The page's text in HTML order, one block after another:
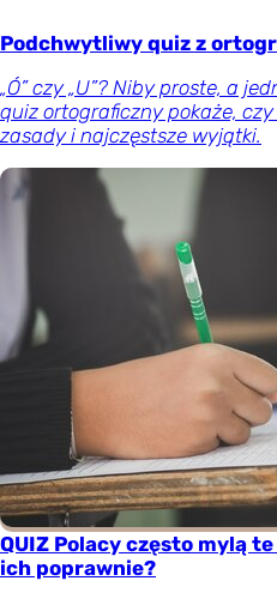
Podchwytliwy quiz z
„Ó” czy „U”? Niby proste, a
quiz ortograficzny pokaże,
zasady i najczęstsze wyjątki.
QUIZ Polacy często mylą
ich poprawnie?